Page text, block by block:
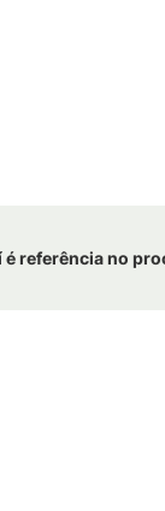
é referência no